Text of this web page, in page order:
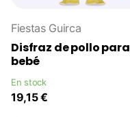
Fiestas Guirca
Disfraz de pollo para
bebé
En stock
19,15 €